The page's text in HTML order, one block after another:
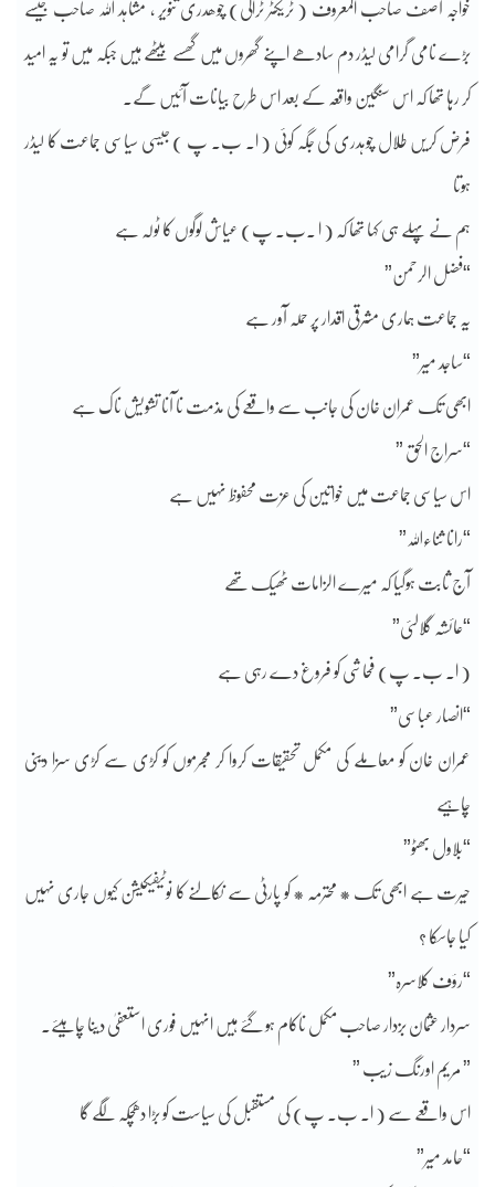
خواجہ آصف صاحب المعروف ( ٹریکٹر ٹرالی) چوھدری تنویر , مشاہد اللہ صاحب جیسے
بڑے نامی گرامی لیڈر دم سادھے اپنے گھروں میں گھسے بیٹھے ہیں جبکہ میں تو یہ امید
کر رہا تھا کہ اس سنگین واقعہ کے بعد اس طرح بیانات آئیں گے۔
فرض کریں طلال چوہدری کی جگہ کوئی ( ا۔ ب۔ پ ) جیسی سیاسی جماعت کا لیڈر
ہوتا
ہم نے پہلے ہی کہا تھا کہ ( ا ۔ب۔ پ) عیاش لوگوں کا ٹولہ ہے
“فضل الرحمن”
یہ جماعت ہماری مشرقی اقدار پر حملہ آور ہے
“ساجد میر”
ابھی تک عمران خان کی جانب سے واقعے کی مذمت نا آنا تشویش ناک ہے
“سراج الحق ”
اس سیاسی جماعت میں خواتین کی عزت محفوظ نہیں ہے
“رانا ثناءاللہ”
آج ثابت ہوگیا کہ میرے الزامات ٹھیک تھے
“عائشہ گلالئی”
( ا۔ ب۔ پ) فحاشی کو فروغ دے رہی ہے
“انصار عباسی”
عمران خان کو معاملے کی مکمل تحقیقات کروا کر مجرموں کو کڑی سے کڑی سزا دینی
چاہیے
“بلاول بھٹو”
حیرت ہے ابھی تک * محترمہ * کو پارٹی سے نکالنے کا نوٹیفیکیشن کیوں جاری نہیں
کیا جاسکا ؟
“رؤف کلاسرہ”
سردار عثمان بزدار صاحب مکمل ناکام ہو گئے ہیں انہیں فوری استعفیٰ دینا چاہیئے۔
” مریم اورنگ زیب ”
اس واقعے سے ( ا۔ ب۔ پ) کی مستقبل کی سیاست کو بڑا دھچکہ لگے گا
“حامد میر”